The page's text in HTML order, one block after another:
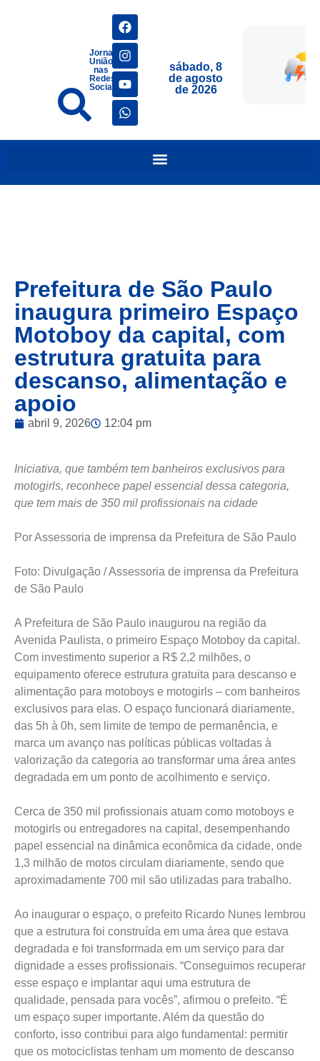
Jornais
União
nas
Redes
Sociais
sábado, 8
de agosto
de 2026
Prefeitura de São Paulo
inaugura primeiro Espaço
Motoboy da capital, com
estrutura gratuita para
descanso, alimentação e
apoio
abril 9, 2026 12:04 pm
Iniciativa, que também tem banheiros exclusivos para
motogirls, reconhece papel essencial dessa categoria,
que tem mais de 350 mil profissionais na cidade
Por Assessoria de imprensa da Prefeitura de São Paulo
Foto: Divulgação / Assessoria de imprensa da Prefeitura
de São Paulo
A Prefeitura de São Paulo inaugurou na região da
Avenida Paulista, o primeiro Espaço Motoboy da capital.
Com investimento superior a R$ 2,2 milhões, o
equipamento oferece estrutura gratuita para descanso e
alimentação para motoboys e motogirls – com banheiros
exclusivos para elas. O espaço funcionará diariamente,
das 5h à 0h, sem limite de tempo de permanência, e
marca um avanço nas políticas públicas voltadas à
valorização da categoria ao transformar uma área antes
degradada em um ponto de acolhimento e serviço.
Cerca de 350 mil profissionais atuam como motoboys e
motogirls ou entregadores na capital, desempenhando
papel essencial na dinâmica econômica da cidade, onde
1,3 milhão de motos circulam diariamente, sendo que
aproximadamente 700 mil são utilizadas para trabalho.
Ao inaugurar o espaço, o prefeito Ricardo Nunes lembrou
que a estrutura foi construída em uma área que estava
degradada e foi transformada em um serviço para dar
dignidade a esses profissionais. “Conseguimos recuperar
esse espaço e implantar aqui uma estrutura de
qualidade, pensada para vocês”, afirmou o prefeito. “É
um espaço super importante. Além da questão do
conforto, isso contribui para algo fundamental: permitir
que os motociclistas tenham um momento de descanso